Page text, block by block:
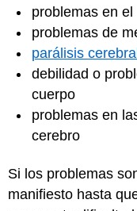
problemas en
problemas de
parálisis
debilidad o
cuerpo
problemas en
cerebro
Si los problemas
manifiesto hasta